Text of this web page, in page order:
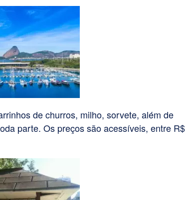
de churros, milho, sorvete, além de
parte. Os preços são acessíveis, entre R$